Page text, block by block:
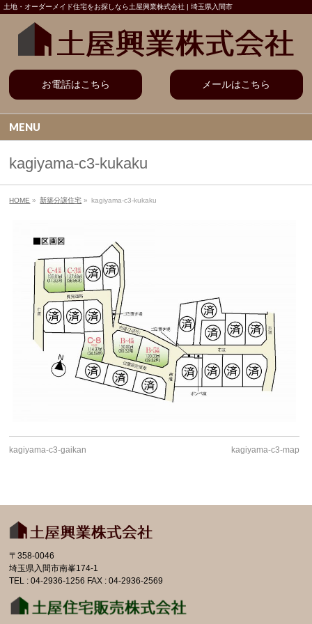
土地・オーダーメイド住宅をお探しなら土屋興業株式会社 | 埼玉県入間市
お電話はこちら メールはこちら
MENU
kagiyama-c3-kukaku
HOME » 新築分譲住宅 » kagiyama-c3-kukaku
kagiyama-c3-gaikan kagiyama-c3-map
〒358-0046
埼玉県入間市南峯174-1
TEL : 04-2936-1256 FAX : 04-2936-2569